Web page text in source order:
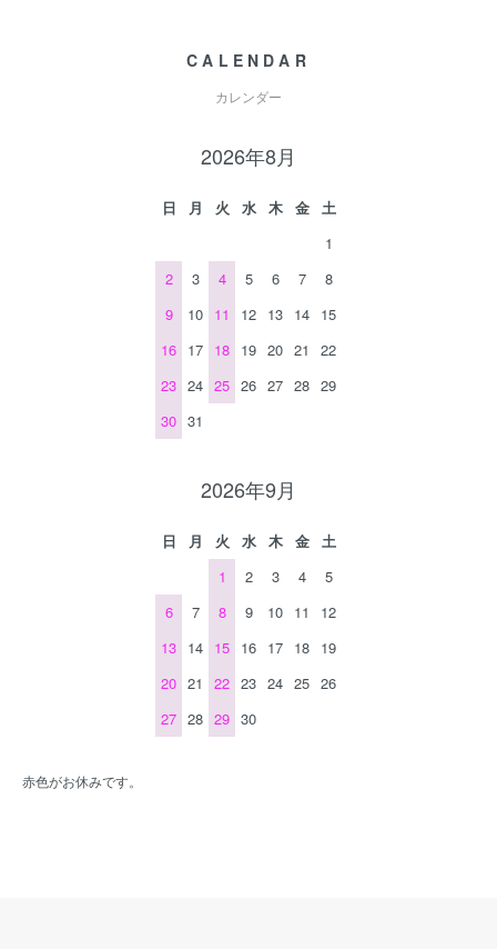
CALENDAR
カレンダー
2026年8月
日 月 火 水 木 金
土
1
2
3 4 5 6 7
8
9
10 11 12 13 14 15
16 17 18 19 20 21
22
23 24 25 26 27 28 29
30 31
2026年9月
日 月 火 水 木 金
土
1
2 3 4
5
6
7 8 9 10 11
12
13 14 15 16 17 18 19
20 21 22 23 24 25 26
27 28 29 30
赤色がお休みです。